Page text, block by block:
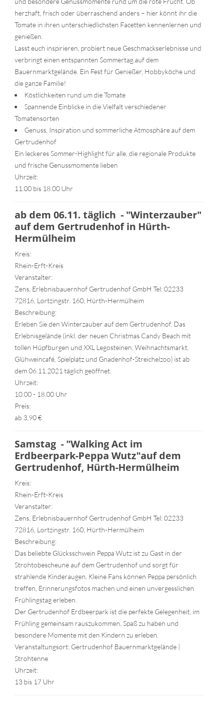
herzhaft, frisch oder überraschend anders – hier könnt ihr die
Tomate in ihren unterschiedlichsten Facetten kennenlernen und
genießen.
Lasst euch inspirieren, probiert neue Geschmackserlebnisse und
verbringt einen entspannten Sommertag auf dem
Bauernmarktgelände. Ein Fest für Genießer, Hobbyköche und
die ganze Familie!
Köstlichkeiten rund um die Tomate
Spannende Einblicke in die Vielfalt verschiedener
Tomatensorten
Genuss, Inspiration und sommerliche Atmosphäre auf dem
Gertrudenhof
Ein leckeres Sommer-Highlight für alle, die regionale Produkte
und frische Genussmomente lieben
Uhrzeit:
11.00 bis 18.00 Uhr
ab dem 06.11. täglich - "Winterzauber"
auf dem Gertrudenhof in Hürth-
Hermülheim
Kreis:
Rhein-Erft-Kreis
Veranstalter:
Zens, Erlebnisbauernhof Gertrudenhof GmbH Tel: 02233
72816, Lortzingstr. 160, Hürth-Hermülheim
Beschreibung:
Erleben Sie den Winterzauber auf dem Gertrudenhof. Das
Erlebnisgelände (inkl. der neuen Christmas Candy Beach mit
tollen Hüpfburgen und XXL Legosteinen, Weihnachtsmarkt,
Glühweincafé, Spielplatz und Gnadenhof-Streichelzoo) ist ab
dem 06.11.2021 täglich geöffnet.
Uhrzeit:
10.00 - 18.00 Uhr
Preis:
ab 3,90 €
Samstag - "Walking Act im
Erdbeerpark-Peppa Wutz"auf dem
Gertrudenhof, Hürth-Hermülheim
Kreis:
Rhein-Erft-Kreis
Veranstalter:
Zens, Erlebnisbauernhof Gertrudenhof GmbH Tel: 02233
72816, Lortzingstr. 160, Hürth-Hermülheim
Beschreibung:
Das beliebte Glücksschwein Peppa Wutz ist zu Gast in der
Strohtobescheune auf dem Gertrudenhof und sorgt für
strahlende Kinderaugen. Kleine Fans können Peppa persönlich
treffen, Erinnerungsfotos machen und einen unvergesslichen
Frühlingstag erleben.
Der Gertrudenhof Erdbeerpark ist die perfekte Gelegenheit, im
Frühling gemeinsam rauszukommen, Spaß zu haben und
besondere Momente mit den Kindern zu erleben.
Veranstaltungsort: Gertrudenhof Bauernmarktgelände |
Strohtenne
Uhrzeit:
13 bis 17 Uhr